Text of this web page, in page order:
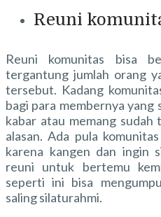
Reuni
Reuni komunitas bisa
tergantung jumlah orang
tersebut. Kadang
bagi para membernya
kabar atau memang
alasan. Ada pula
karena kangen dan ingin
reuni untuk bertemu
seperti ini bisa
saling silaturahmi.